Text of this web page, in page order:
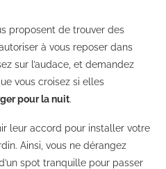
proposent de trouver des
à vous reposer dans
sur l’audace, et demandez
vous croisez si elles
pour la nuit.
leur accord pour installer votre
Ainsi, vous ne dérangez
spot tranquille pour passer